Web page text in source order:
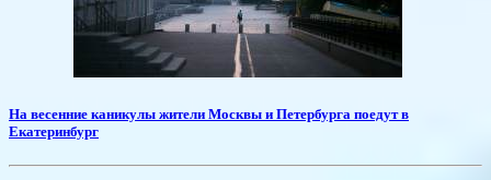
На весенние каникулы жители Москвы и Петербурга поедут в
Екатеринбург